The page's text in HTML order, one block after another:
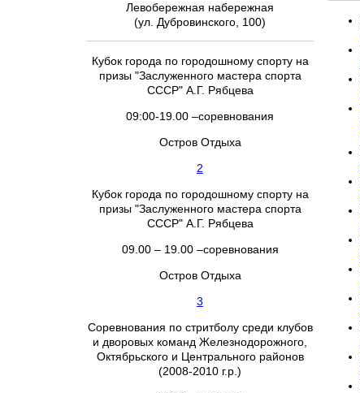
Левобережная набережная
(ул. Дубровинского, 100)
Кубок города по городошному спорту на
призы "Заслуженного мастера спорта
СССР" А.Г. Рябцева
09:00-19.00 –соревнования
Остров Отдыха
2
Кубок города по городошному спорту на
призы "Заслуженного мастера спорта
СССР" А.Г. Рябцева
09.00 – 19.00 –соревнования
Остров Отдыха
3
Соревнования по стритболу среди клубов
и дворовых команд Железнодорожного,
Октябрьского и Центрального районов
(2008-2010 г.р.)